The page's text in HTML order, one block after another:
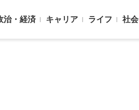
治・経済 キャリア ライフ 社会